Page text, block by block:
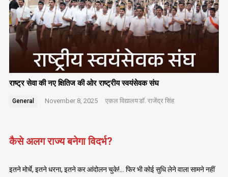
राष्ट्र सेवा की नए क्षितिज की ओर राष्ट्रीय स्वयंसेवक संघ
General November 8, 2025 एकल विद्यालयडॉ. राजेंद्र सिंह
कैसे अलग राज्य बनेगा विदर्भ?
इतने मोर्चे, इतने धरना, इतने कर आंदोलन चुके!… फिर भी कोई सुधि लेने वाला सामने नहीं